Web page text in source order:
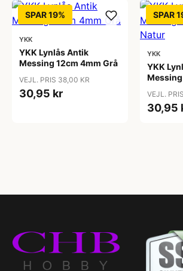
SPAR 19%
YKK
YKK Lynlås Antik
Messing 12cm 4mm Grå
VEJL. PRIS 38,00 KR
30,95 kr
SPAR
YKK
YKK
VEJL.
30,95